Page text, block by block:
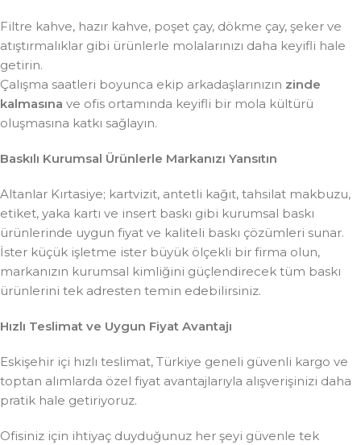
Filtre kahve, hazır kahve, poşet çay, dökme çay, şeker ve
atıştırmalıklar gibi ürünlerle molalarınızı daha keyifli hale
getirin.
Çalışma saatleri boyunca ekip arkadaşlarınızın zinde
kalmasına ve ofis ortamında keyifli bir mola kültürü
oluşmasına katkı sağlayın.
Baskılı Kurumsal Ürünlerle Markanızı Yansıtın
Altanlar Kırtasiye; kartvizit, antetli kağıt, tahsilat makbuzu,
etiket, yaka kartı ve insert baskı gibi kurumsal baskı
ürünlerinde uygun fiyat ve kaliteli baskı çözümleri sunar.
İster küçük işletme ister büyük ölçekli bir firma olun,
markanızın kurumsal kimliğini güçlendirecek tüm baskı
ürünlerini tek adresten temin edebilirsiniz.
Hızlı Teslimat ve Uygun Fiyat Avantajı
Eskişehir içi hızlı teslimat, Türkiye geneli güvenli kargo ve
toptan alımlarda özel fiyat avantajlarıyla alışverişinizi daha
pratik hale getiriyoruz.
Ofisiniz için ihtiyaç duyduğunuz her şeyi güvenle tek